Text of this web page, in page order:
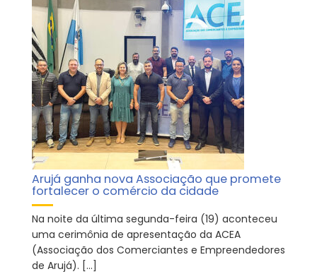
Arujá ganha nova Associação que promete
fortalecer o comércio da cidade
Na noite da última segunda-feira (19) aconteceu
uma cerimônia de apresentação da ACEA
(Associação dos Comerciantes e Empreendedores
de Arujá). […]